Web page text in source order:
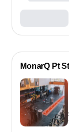
MonarQ Pt